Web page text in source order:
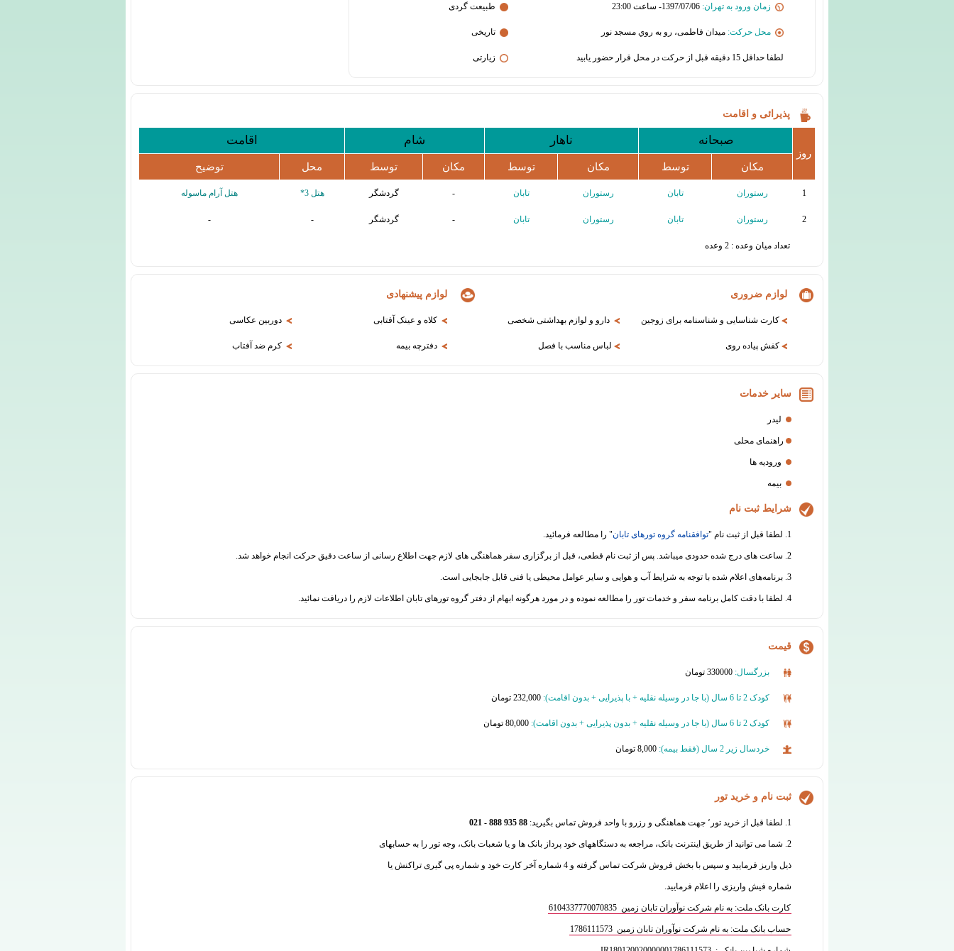
زمان ورود به تهران:
محل حرکت: میدان فاطمی، رو به روي مسجد نور
لطفا حداقل 15 دقیقه قبل از حرکت در محل قرار حضور یابید
طبیعت گردی
تاریخی
زیارتی
پذیرائی و اقامت
روز
صبحانه ناهار شام اقامت
مکان توسط مکان توسط مکان توسط محل توضیح
1 رستوران تابان رستوران تابان - گردشگر هتل 3* هتل آرام ماسوله
2 رستوران تابان رستوران تابان - گردشگر -
-
تعداد میان وعده : 2 وعده
لوازم ضروری
کارت شناسایی و شناسنامه برای زوجین دارو و لوازم بهداشتی شخصی
کفش پیاده روی لباس مناسب با فصل
لوازم پیشنهادی
کلاه و عینک آفتابی دوربین عکاسی
دفترچه بیمه کرم ضد آفتاب
سایر خدمات
لیدر
راهنمای محلی
ورودیه ها
بیمه
شرایط ثبت نام
1. لطفا قبل از ثبت نام " توافقنامه گروه تورهای تابان" را مطالعه فرمائید.
2. ساعت های درج شده حدودی میباشد. پس از ثبت نام قطعی، قبل از برگزاری سفر هماهنگی های لازم جهت اطلاع رسانی از ساعت دقیق حرکت انجام خواهد شد.
3. برنامه‌های اعلام شده با توجه به شرایط آب و هوایی و سایر عوامل محیطی یا فنی قابل جابجایی است.
4. لطفا با دقت کامل برنامه سفر و خدمات تور را مطالعه نموده و در مورد هرگونه ابهام از دفتر گروه تورهای تابان اطلاعات لازم را دریافت نمائید.
قیمت
بزرگسال:
کودک 2 تا 6 سال ( با جا در وسیله نقلیه + با پذیرایی + بدون اقامت):
کودک 2 تا 6 سال ( با جا در وسیله نقلیه + بدون پذیرایی + بدون اقامت):
خردسال زیر 2 سال (فقط بیمه):
ثبت نام و خرید تور
1. لطفا قبل از خرید تور٬ جهت هماهنگی و رزرو با واحد فروش تماس بگیرید: 88 935 888 - 021
2. شما می توانید از طریق اینترنت بانک، مراجعه به دستگاههای خود پرداز بانک ها و یا شعبات بانک، وجه تور را به حسابهای
ذیل واریز فرمایید و سپس با بخش فروش شرکت تماس گرفته و 4 شماره آخر کارت خود و شماره پی گیری تراکنش یا
شماره فیش واریزی را اعلام فرمایید.
کارت بانک ملت: به نام شرکت نوآوران تابان زمین 6104337770070835
حساب بانک ملت: به نام شرکت نوآوران تابان زمین 1786111573